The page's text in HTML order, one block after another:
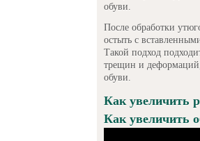
обуви.
После обработки
остыть с
Такой подход
трещин и
обуви.
Как увеличить
Как увеличить